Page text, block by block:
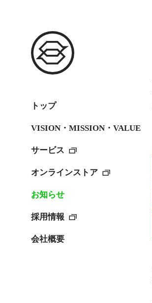
トップ
VISION・MISSION・VALUE
サービス
オンラインストア
お知らせ
採用情報
会社概要